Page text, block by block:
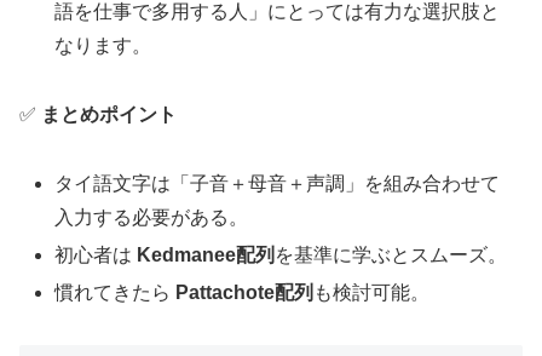
語を仕事で多用する人」にとっては有力な選択肢と
なります。
✅ まとめポイント
タイ語文字は「子音＋母音＋声調」を組み合わせて
入力する必要がある。
初心者は Kedmanee配列 を基準に学ぶとスムーズ。
慣れてきたら Pattachote配列 も検討可能。